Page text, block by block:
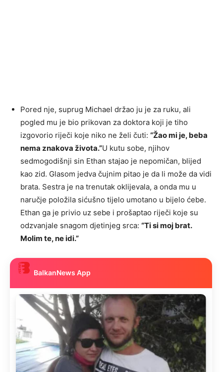
Pored nje, suprug Michael držao ju je za ruku, ali
pogled mu je bio prikovan za doktora koji je tiho
izgovorio riječi koje niko ne želi čuti: “Žao mi je, beba
nema znakova života.”U kutu sobe, njihov
sedmogodišnji sin Ethan stajao je nepomičan, blijed
kao zid. Glasom jedva čujnim pitao je da li može da vidi
brata. Sestra je na trenutak oklijevala, a onda mu u
naručje položila sićušno tijelo umotano u bijelo ćebe.
Ethan ga je privio uz sebe i prošaptao riječi koje su
odzvanjale snagom djetinjeg srca: “Ti si moj brat.
Molim te, ne idi.”
BalkanNews App